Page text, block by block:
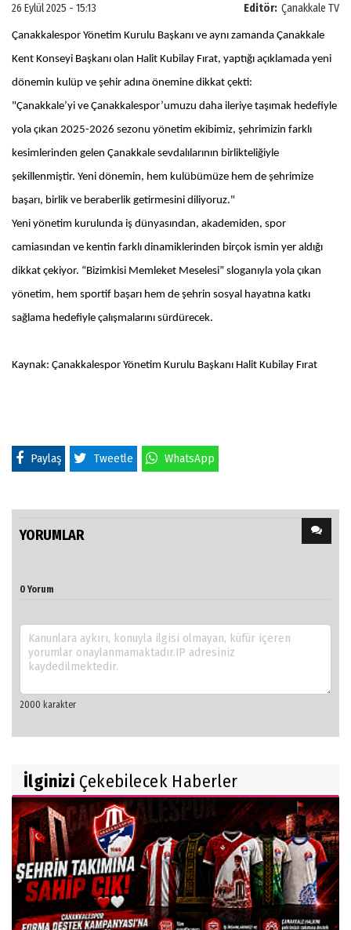
Editör: Çanakkale TV
26 Eylül 2025 - 15:13
Çanakkalespor Yönetim Kurulu Başkanı ve aynı zamanda Çanakkale
Kent Konseyi Başkanı olan Halit Kubilay Fırat, yaptığı açıklamada yeni
dönemin kulüp ve şehir adına önemine dikkat çekti:
"Çanakkale’yi ve Çanakkalespor’umuzu daha ileriye taşımak hedefiyle
yola çıkan 2025-2026 sezonu yönetim ekibimiz, şehrimizin farklı
kesimlerinden gelen Çanakkale sevdalılarının birlikteliğiyle
şekillenmiştir. Yeni dönemin, hem kulübümüze hem de şehrimize
başarı, birlik ve beraberlik getirmesini diliyoruz."
Yeni yönetim kurulunda iş dünyasından, akademiden, spor
camiasından ve kentin farklı dinamiklerinden birçok ismin yer aldığı
dikkat çekiyor. “Bizimkisi Memleket Meselesi” sloganıyla yola çıkan
yönetim, hem sportif başarı hem de şehrin sosyal hayatına katkı
sağlama hedefiyle çalışmalarını sürdürecek.
Kaynak: Çanakkalespor Yönetim Kurulu Başkanı Halit Kubilay Fırat
Paylaş Tweetle WhatsApp
YORUMLAR
0 Yorum
İlginizi Çekebilecek Haberler